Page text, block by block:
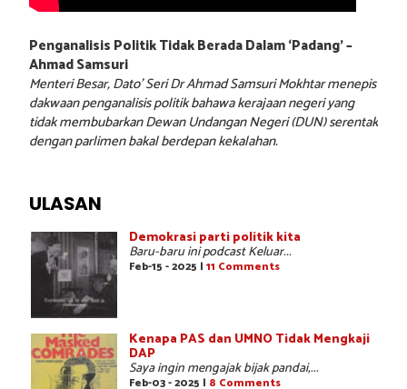
Penganalisis Politik Tidak Berada Dalam ‘Padang’ –
Ahmad Samsuri
Menteri Besar, Dato’ Seri Dr Ahmad Samsuri Mokhtar menepis
dakwaan penganalisis politik bahawa kerajaan negeri yang
tidak membubarkan Dewan Undangan Negeri (DUN) serentak
dengan parlimen bakal berdepan kekalahan.
ULASAN
Demokrasi parti politik kita
Baru-baru ini podcast Keluar...
Feb-15 - 2025 | 11 Comments
Kenapa PAS dan UMNO Tidak Mengkaji
DAP
Saya ingin mengajak bijak pandai,...
Feb-03 - 2025 | 8 Comments